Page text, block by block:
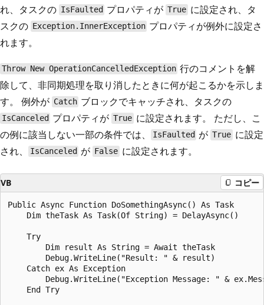
れ、タスクの IsFaulted プロパティがTrueに設定され、タ
スクの Exception.InnerException プロパティが例外に設定さ
れます。
Throw New OperationCancelledException 行のコメントを解
除して、非同期処理を取り消したときに何が起こるかを示しま
す。 例外が Catch ブロックでキャッチされ、タスクの
IsCanceled プロパティがTrueに設定されます。 ただし、こ
の例に該当しない一部の条件では、
IsFaulted がTrueに設定
され、
IsCanceled が Falseに設定されます。
VB コピー
Public Async Function DoSomethingAsync() As Task
    Dim theTask As Task(Of String) = DelayAsync()
    Try
        Dim result As String = Await theTask
        Debug.WriteLine("Result: " & result)
    Catch ex As Exception
Debug.WriteLine("Exception Message: " &
    End Try